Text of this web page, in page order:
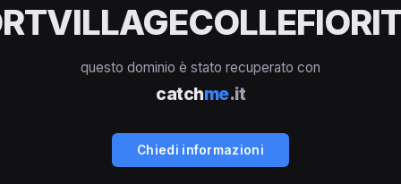
questo dominio è stato recuperato con
catchme.it
Chiedi informazioni